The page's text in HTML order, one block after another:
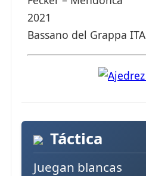
2021
Bassano del Grappa ITA
Táctica
Juegan blancas